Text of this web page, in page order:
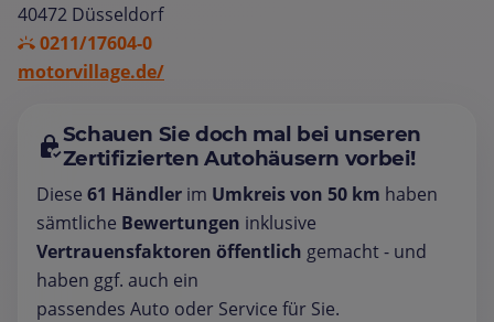
40472 Düsseldorf
0211/17604-0
motorvillage.de/
Schauen Sie doch mal bei unseren
Zertifizierten Autohäusern vorbei!
Diese 61 Händler im Umkreis von 50 km haben
sämtliche Bewertungen inklusive
Vertrauensfaktoren öffentlich gemacht - und
haben ggf. auch ein
passendes Auto oder Service für Sie.